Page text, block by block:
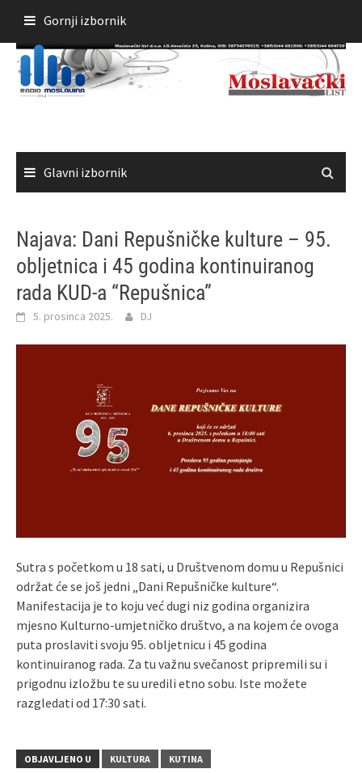
sadržaja
Gornji izbornik
Glavni izbornik
Najava: Dani Repušničke kulture – 95.
obljetnica i 45 godina kontinuiranog
rada KUD-a “Repušnica”
5. prosinca 2025. DJ
Sutra s početkom u 18 sati, u Društvenom domu u Repušnici
održat će se još jedni „Dani Repušničke kulture“.
Manifestacija je to koju već dugi niz godina organizira
mjesno Kulturno-umjetničko društvo, a na kojem će ovoga
puta proslaviti svoju 95. obljetnicu i 45 godina
kontinuiranog rada. Za tu važnu svečanost pripremili su i
prigodnu izložbu te su uredili etno sobu. Iste možete
razgledati od 17:30 sati.
OBJAVLJENO U KULTURA KUTINA